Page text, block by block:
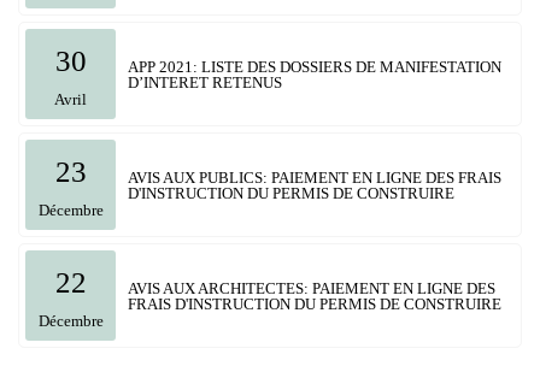
30
Avril
APP 2021: LISTE DES DOSSIERS DE MANIFESTATION
D’INTERET RETENUS
23
Décembre
AVIS AUX PUBLICS: PAIEMENT EN LIGNE DES FRAIS
D'INSTRUCTION DU PERMIS DE CONSTRUIRE
22
Décembre
AVIS AUX ARCHITECTES: PAIEMENT EN LIGNE DES
FRAIS D'INSTRUCTION DU PERMIS DE CONSTRUIRE